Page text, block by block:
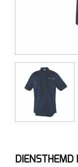
DIENSTHEMD